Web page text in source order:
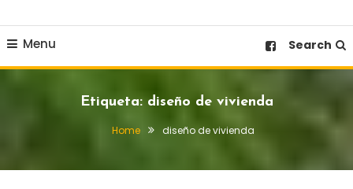
Menu Search
Etiqueta: diseño de vivienda
Home diseño de vivienda